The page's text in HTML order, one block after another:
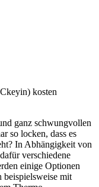
kosten
ganz schwungvollen
so locken, dass es
In Abhängigkeit von
verschiedene
einige Optionen
mit